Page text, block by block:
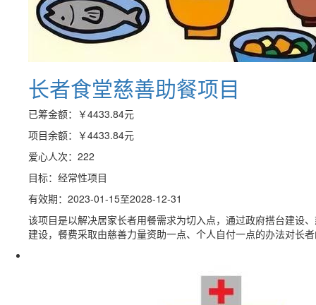
长者食堂慈善助餐项目
已筹金额： ￥4433.84元
项目余额： ￥4433.84元
爱心人次：222
目标：经常性项目
有效期：2023-01-15至2028-12-31
该项目是以解决居家长者用餐需求为切入点，通过政府搭台建设
建设，餐费采取由慈善力量资助一点、个人自付一点的办法对长